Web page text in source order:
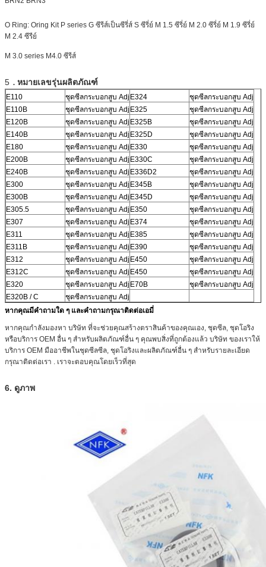
O Ring: Oring Kit P series G ซีรีส์เป็นซีรี่ส์ S ซีรี่ย์ M 1.5 ซีรี่ย์ M 2.0 ซีรี่ย์ M 1.9 ซีรี่ย์
M 2.4 ซีรีย์
M 3.0 series M4.0 ซีรีส์
5 . หมายเลขรุ่นผลิตภัณฑ์
E110 ชุดซีลกระบอกสูบ Adj E324
ชุดซีลกระบอกสูบ Adj
E110B
ชุดซีลกระบอกสูบ Adj E325
ชุดซีลกระบอกสูบ Adj
E120B
ชุดซีลกระบอกสูบ Adj E325B
ชุดซีลกระบอกสูบ Adj
E140B
ชุดซีลกระบอกสูบ Adj E325D
ชุดซีลกระบอกสูบ Adj
E180
ชุดซีลกระบอกสูบ Adj E330
ชุดซีลกระบอกสูบ Adj
E200B
ชุดซีลกระบอกสูบ Adj E330C
ชุดซีลกระบอกสูบ Adj
E240B
ชุดซีลกระบอกสูบ Adj E336D2
ชุดซีลกระบอกสูบ Adj
E300
ชุดซีลกระบอกสูบ Adj E345B
ชุดซีลกระบอกสูบ Adj
E300B
ชุดซีลกระบอกสูบ Adj E345D
ชุดซีลกระบอกสูบ Adj
E305.5
ชุดซีลกระบอกสูบ Adj E350
ชุดซีลกระบอกสูบ Adj
E307
ชุดซีลกระบอกสูบ Adj E374
ชุดซีลกระบอกสูบ Adj
E311
ชุดซีลกระบอกสูบ Adj E385
ชุดซีลกระบอกสูบ Adj
E311B
ชุดซีลกระบอกสูบ Adj E390
ชุดซีลกระบอกสูบ Adj
E312
ชุดซีลกระบอกสูบ Adj E450
ชุดซีลกระบอกสูบ Adj
E312C
ชุดซีลกระบอกสูบ Adj E450
ชุดซีลกระบอกสูบ Adj
E320
ชุดซีลกระบอกสูบ Adj E70B
ชุดซีลกระบอกสูบ Adj
E320B / C
ชุดซีลกระบอกสูบ Adj
หากคุณมีคำถามใด ๆ และคำถามกรุณาติดต่อเอมี่
หากคุณกำลังมองหา บริษัท ที่จะช่วยคุณสร้างตราสินค้าของคุณเอง, ชุดซีล, ชุดโอริง
หรือบริการ OEM อื่น ๆ สำหรับผลิตภัณฑ์อื่น ๆ คุณพบสิ่งที่ถูกต้องแล้ว บริษัท ของเราให้
บริการ OEM มืออาชีพในชุดซีลซีล, ชุดโอริงและผลิตภัณฑ์อื่น ๆ สำหรับรายละเอียด
กรุณาติดต่อเรา . เราจะตอบคุณโดยเร็วที่สุด
6. ดูภาพ